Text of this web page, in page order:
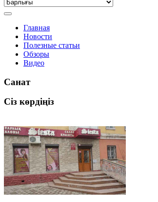
Главная
Новости
Полезные статьи
Обзоры
Видео
Санат
Сіз көрдіңіз